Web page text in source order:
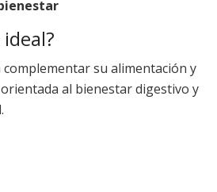
su alimentación y
al bienestar digestivo y